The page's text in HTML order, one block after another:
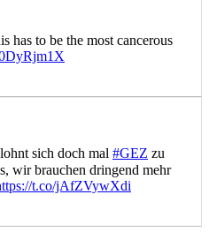
has to be the most cancerous
sich doch mal #GEZ zu
wir brauchen dringend mehr
t.co/jAfZVywXdi